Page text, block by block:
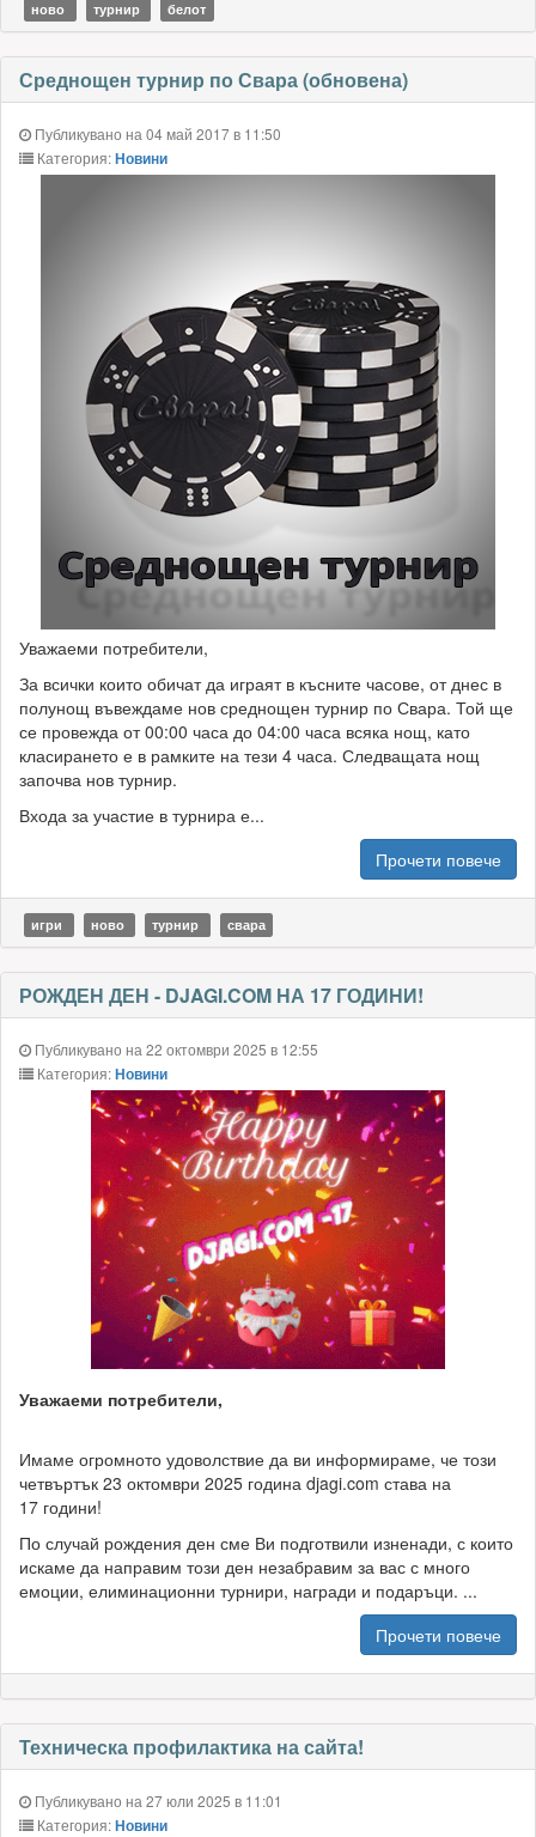
ново турнир белот
Среднощен турнир по Свара (обновена)
Публикувано на 04 май 2017 в 11:50
Категория:Новини
Уважаеми потребители,
За всички които обичат да играят в късните часове, от днес в
полунощ въвеждаме нов среднощен турнир по Свара. Той ще
се провежда от 00:00 часа до 04:00 часа всяка нощ, като
класирането е в рамките на тези 4 часа. Следващата нощ
започва нов турнир.
Входа за участие в турнира е...
Прочети повече
игри ново турнир свара
РОЖДЕН ДЕН - DJAGI.COM НА 17 ГОДИНИ!
Публикувано на 22 октомври 2025 в 12:55
Категория:Новини
Уважаеми потребители,
Имаме огромното удоволствие да ви информираме, че този
четвъртък 23 октомври 2025 година djagi.com става на
17 години!
По случай рождения ден сме Ви подготвили изненади, с които
искаме да направим този ден незабравим за вас с много
емоции, елиминационни турнири, награди и подаръци. ...
Прочети повече
Техническа профилактика на сайта!
Публикувано на 27 юли 2025 в 11:01
Категория:Новини